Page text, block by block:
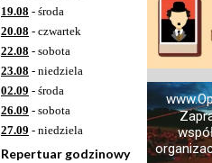
19.08 - środa
20.08 - czwartek
22.08 - sobota
23.08 - niedziela
02.09 - środa
26.09 - sobota
27.09 - niedziela
Repertuar godzinowy